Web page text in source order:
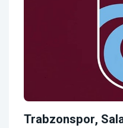
Trabzonspor,